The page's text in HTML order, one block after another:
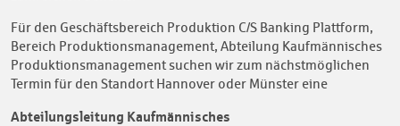
Für den Geschäftsbereich Produktion C/S Banking Plattform,
Bereich Produktionsmanagement, Abteilung Kaufmännisches
Produktionsmanagement suchen wir zum nächstmöglichen
Termin für den Standort Hannover oder Münster eine
Abteilungsleitung Kaufmännisches